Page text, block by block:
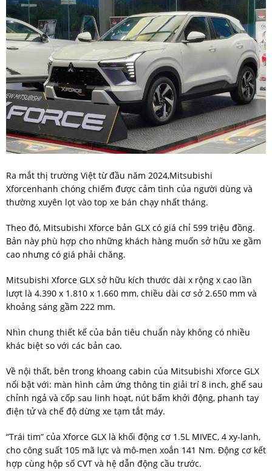
Ra mắt thị trường Việt từ đầu năm 2024,Mitsubishi
Xforcenhanh chóng chiếm được cảm tình của người dùng và
thường xuyên lọt vào top xe bán chạy nhất tháng.
Theo đó, Mitsubishi Xforce bản GLX có giá chỉ 599 triệu đồng.
Bản này phù hợp cho những khách hàng muốn sở hữu xe gầm
cao nhưng có giá phải chăng.
Mitsubishi Xforce GLX sở hữu kích thước dài x rộng x cao lần
lượt là 4.390 x 1.810 x 1.660 mm, chiều dài cơ sở 2.650 mm và
khoảng sáng gầm 222 mm.
Nhìn chung thiết kế của bản tiêu chuẩn này không có nhiều
khác biệt so với các bản cao.
Về nội thất, bên trong khoang cabin của Mitsubishi Xforce GLX
nổi bật với: màn hình cảm ứng thông tin giải trí 8 inch, ghế sau
chỉnh ngả và cốp sau linh hoạt, nút bấm khởi động, phanh tay
điện tử và chế độ dừng xe tạm tắt máy.
“Trái tim” của Xforce GLX là khối động cơ 1.5L MIVEC, 4 xy-lanh,
cho công suất 105 mã lực và mô-men xoắn 141 Nm. Động cơ kết
hợp cùng hộp số CVT và hệ dẫn động cầu trước.